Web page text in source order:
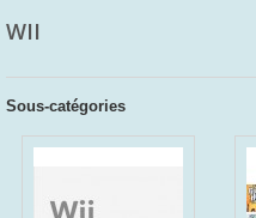
WII
Sous-catégories